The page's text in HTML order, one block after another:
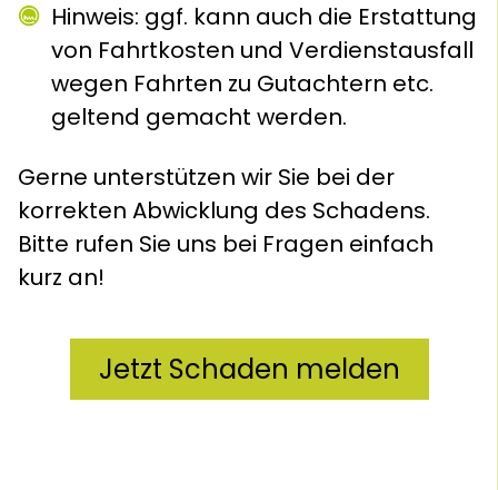
Hinweis: ggf. kann auch die Erstattung
von Fahrtkosten und Verdienstausfall
wegen Fahrten zu Gutachtern etc.
geltend gemacht werden.
Gerne unterstützen wir Sie bei der
korrekten Abwicklung des Schadens.
Bitte rufen Sie uns bei Fragen einfach
kurz an!
Jetzt Schaden melden